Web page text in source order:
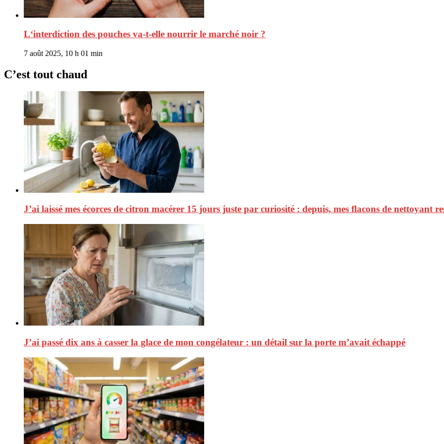
L‘interdiction des pouches va-t-elle nourrir le marché noir ?
7 août 2025, 10 h 01 min
C’est tout chaud
J’ai laissé mes écorces de citron macérer 15 jours juste par curiosité : depuis, mes flacons de nettoyant
J’ai passé dix ans à casser la glace de mon congélateur : un détail sur la porte m’avait échappé